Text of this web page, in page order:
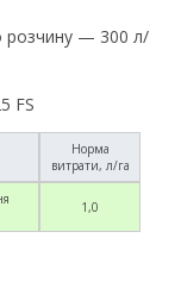
розчину — 300 л/
FS
Норма
витрати, л/га
1,0